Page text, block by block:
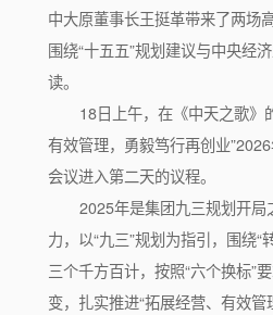
中大原董事长王挺革带来了两场
围绕“十五五”规划建议与中央经
读。
18日上午，在《中天之歌》
有效管理，勇毅笃行再创业
会议进入第二天的议程。
2025年是集团九三规划开局
力，以“九三”规划为指引，围绕“
三个千方百计，按照“六个换标”
变，扎实推进“拓展经营、有效